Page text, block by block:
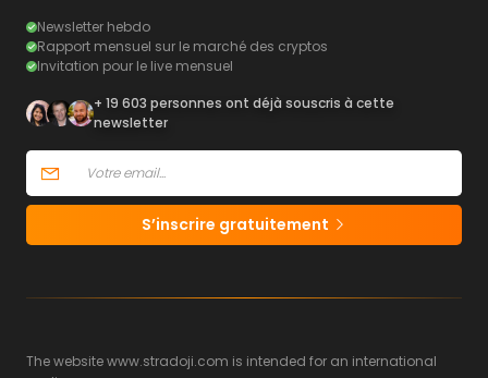
Newsletter hebdo
Rapport mensuel sur le marché des cryptos
Invitation pour le live mensuel
+ 19 603 personnes ont déjà souscris à cette
newsletter
S’inscrire gratuitement
The website www.stradoji.com is intended for an international